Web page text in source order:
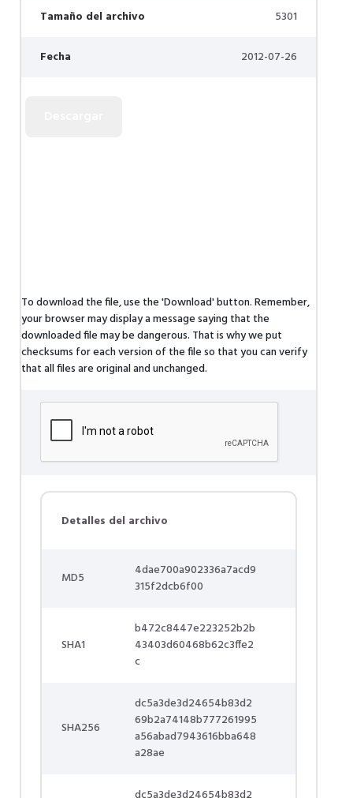
Tamaño del archivo 5301
Fecha 2012-07-26
To download the file, use the 'Download' button. Remember,
your browser may display a message saying that the
downloaded file may be dangerous. That is why we put
checksums for each version of the file so that you can verify
that all files are original and unchanged.
Detalles del archivo
MD5
4dae700a902336a7acd9
315f2dcb6f00
SHA1
b472c8447e223252b2b
43403d60468b62c3ffe2
c
SHA256
dc5a3de3d24654b83d2
69b2a74148b777261995
a56abad7943616bba648
a28ae